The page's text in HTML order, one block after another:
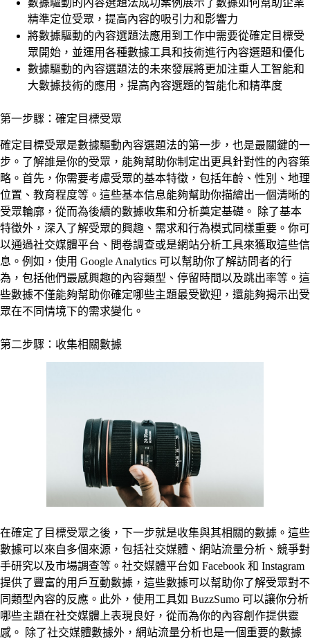
精準定位受眾，提高內容的吸引力和影響力
將數據驅動的內容選題法應用到工作中需要從確定目標受
眾開始，並運用各種數據工具和技術進行內容選題和優化
數據驅動的內容選題法的未來發展將更加注重人工智能和
大數據技術的應用，提高內容選題的智能化和精準度
第一步驟：確定目標受眾
確定目標受眾是數據驅動內容選題法的第一步，也是最關鍵的一
步。了解誰是你的受眾，能夠幫助你制定出更具針對性的內容策
略。首先，你需要考慮受眾的基本特徵，包括年齡、性別、地理
位置、教育程度等。這些基本信息能夠幫助你描繪出一個清晰的
受眾輪廓，從而為後續的數據收集和分析奠定基礎。 除了基本
特徵外，深入了解受眾的興趣、需求和行為模式同樣重要。你可
以通過社交媒體平台、問卷調查或是網站分析工具來獲取這些信
息。例如，使用 Google Analytics 可以幫助你了解訪問者的行
為，包括他們最感興趣的內容類型、停留時間以及跳出率等。這
些數據不僅能夠幫助你確定哪些主題最受歡迎，還能夠揭示出受
眾在不同情境下的需求變化。
第二步驟：收集相關數據
在確定了目標受眾之後，下一步就是收集與其相關的數據。這些
數據可以來自多個來源，包括社交媒體、網站流量分析、競爭對
手研究以及市場調查等。社交媒體平台如 Facebook 和 Instagram
提供了豐富的用戶互動數據，這些數據可以幫助你了解受眾對不
同類型內容的反應。此外，使用工具如 BuzzSumo 可以讓你分析
哪些主題在社交媒體上表現良好，從而為你的內容創作提供靈
感。 除了社交媒體數據外，網站流量分析也是一個重要的數據